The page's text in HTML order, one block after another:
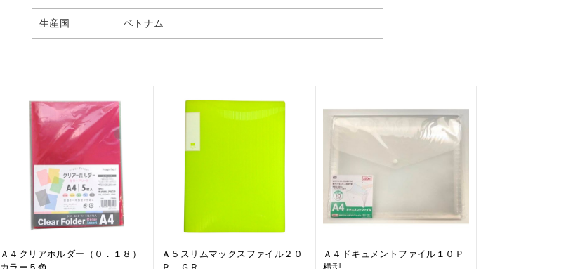
生産国 ベトナム
Ａ４クリアホルダー（０．１８）
カラー５色
Ａ５スリムマックスファイル２０
Ｐ ＧＲ
Ａ４ドキュメントファイル１０Ｐ
横型